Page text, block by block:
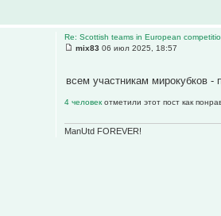
Re: Scottish teams in European
mix83 06 июл 2025, 18:57
всем участникам мирокубков -
4 человекотметили этот пост как
ManUtd FOREVER!